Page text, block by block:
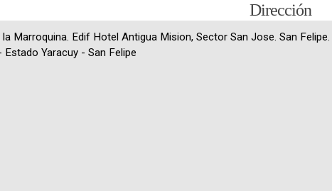
Dirección
la Marroquina. Edif Hotel Antigua Mision, Sector San Jose. San Felipe.
Estado Yaracuy - San Felipe